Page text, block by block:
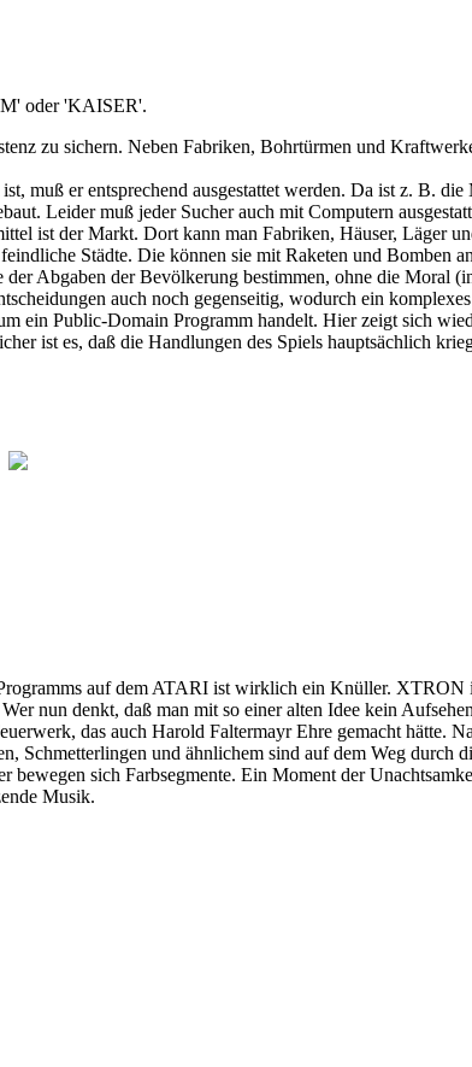
oder 'KAISER'.
zu sichern. Neben Fabriken, Bohrtürmen und
muß er entsprechend ausgestattet werden. Da ist z. B.
Leider muß jeder Sucher auch mit Computern
ist der Markt. Dort kann man Fabriken, Häuser, Läger
Städte. Die können sie mit Raketen und Bomben
Abgaben der Bevölkerung bestimmen, ohne die Moral
auch noch gegenseitig, wodurch ein
ein Public-Domain Programm handelt. Hier zeigt sich
ist es, daß die Handlungen des Spiels hauptsächlich
auf dem ATARI ist wirklich ein Knüller. XTRON
nun denkt, daß man mit so einer alten Idee kein
das auch Harold Faltermayr Ehre gemacht hätte.
Schmetterlingen und ähnlichem sind auf dem Weg durch
sich Farbsegmente. Ein Moment der
Musik.